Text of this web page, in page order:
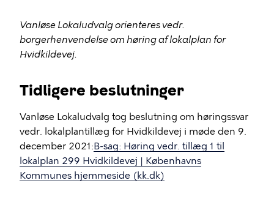
Vanløse Lokaludvalg orienteres vedr.
borgerhenvendelse om høring af lokalplan for
Hvidkildevej.
Tidligere beslutninger
Vanløse Lokaludvalg tog beslutning om høringssvar
vedr. lokalplantillæg for Hvidkildevej i møde den 9.
december 2021:B-sag: Høring vedr. tillæg 1 til
lokalplan 299 Hvidkildevej | Københavns
Kommunes hjemmeside (kk.dk)